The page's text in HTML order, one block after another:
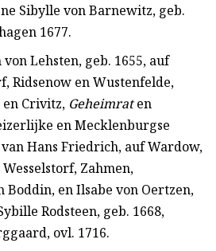
Sibylle von Barnewitz, geb.
1677.
Lehsten, geb. 1655, auf
Ridsenow en Wustenfelde,
Crivitz, Geheimraten
en Mecklenburgse
van Hans Friedrich, auf Wardow,
Zahmen,
Boddin, en Ilsabe von Oertzen,
Rodsteen, geb. 1668,
ovl. 1716.